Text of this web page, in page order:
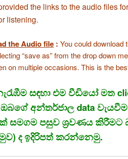
the links to the audio files
listening.
the Audio file: You could download
“save as” from the drop down
on multiple occasions. This is the
සඳහා එම වීඩියෝ මත
අන්තර්ජාල data
සමගම පසුව ශ්‍රවණය කිරීමට
ද ඉදිරිපත් කරන්නෙමු.